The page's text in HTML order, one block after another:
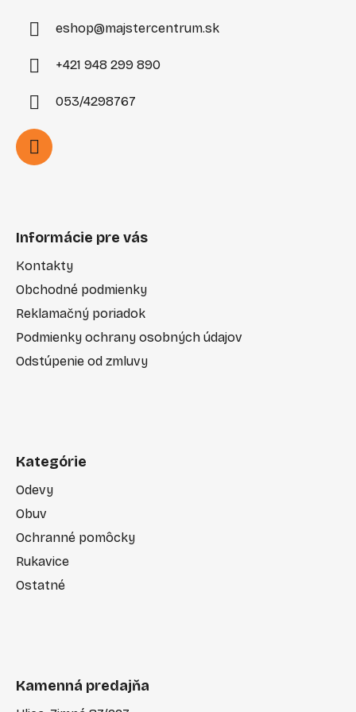
eshop@majstercentrum.sk
+421 948 299 890
053/4298767
Informácie pre vás
Kontakty
Obchodné podmienky
Reklamačný poriadok
Podmienky ochrany osobných údajov
Odstúpenie od zmluvy
Kategórie
Odevy
Obuv
Ochranné pomôcky
Rukavice
Ostatné
Kamenná predajňa